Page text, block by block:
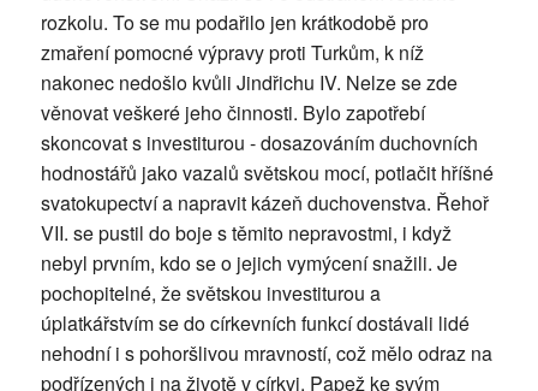
rozkolu. To se mu podařilo jen krátkodobě pro
zmaření pomocné výpravy proti Turkům, k níž
nakonec nedošlo kvůli Jindřichu IV. Nelze se zde
věnovat veškeré jeho činnosti. Bylo zapotřebí
skoncovat s investiturou - dosazováním duchovních
hodnostářů jako vazalů světskou mocí, potlačit hříšné
svatokupectví a napravit kázeň duchovenstva. Řehoř
VII. se pustil do boje s těmito nepravostmi, i když
nebyl prvním, kdo se o jejich vymýcení snažili. Je
pochopitelné, že světskou investiturou a
úplatkářstvím se do církevních funkcí dostávali lidé
nehodní i s pohoršlivou mravností, což mělo odraz na
podřízených i na životě v církvi. Papež ke svým